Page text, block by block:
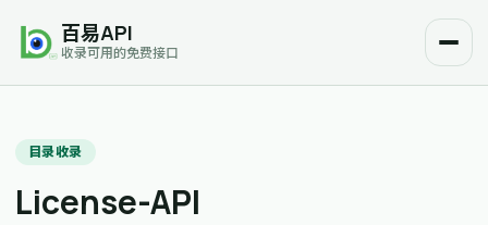
百易API
收录可用的免费接口
目录收录
License-API